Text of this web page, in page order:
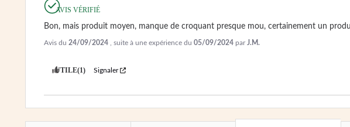
AVIS VÉRIFIÉ
Bon, mais produit moyen, manque de croquant presque mou, certainement un
Avis du 24/09/2024 , suite à une expérience du 05/09/2024 parJ.M.
UTILE(1) Signaler